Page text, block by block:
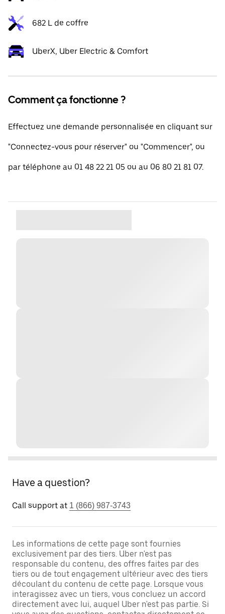
682 L de coffre
UberX, Uber Electric & Comfort
Comment ça fonctionne ?
Effectuez une demande personnalisée en cliquant sur
"Connectez-vous pour réserver" ou "Commencer", ou
par téléphone au 01 48 22 21 05 ou au 06 80 21 81 07.
Have a question?
Call support at 1 (866) 987-3743
Les informations de cette page sont fournies
exclusivement par des tiers. Uber n'est pas
responsable du contenu, des offres faites par des
tiers ou de tout engagement ultérieur avec des tiers
découlant du contenu de cette page. Lorsque vous
interagissez avec un tiers, vous concluez un accord
directement avec lui, auquel Uber n'est pas partie. Si